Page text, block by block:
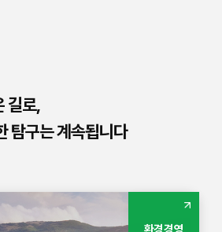
길로,
탐구는 계속됩니다